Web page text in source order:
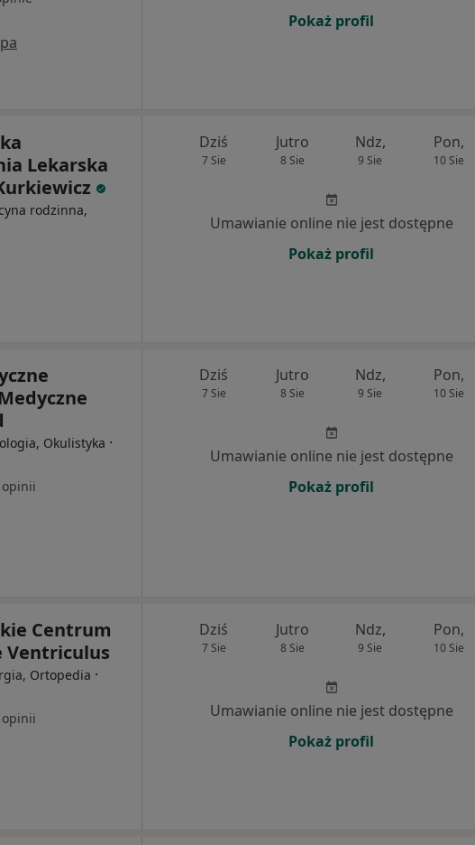
Pokaż profil
Lekarska
rodzinna,
Dziś
7 Sie
Jutro
8 Sie
Ndz,
9 Sie
Pon,
10 Sie
Umawianie online nie jest dostępne
Pokaż profil
Okulistyka ·
opinii
Dziś
7 Sie
Jutro
8 Sie
Ndz,
9 Sie
Pon,
10 Sie
Umawianie online nie jest dostępne
Pokaż profil
Centrum
Ventriculus
Ortopedia ·
opinii
Dziś
7 Sie
Jutro
8 Sie
Ndz,
9 Sie
Pon,
10 Sie
Umawianie online nie jest dostępne
Pokaż profil